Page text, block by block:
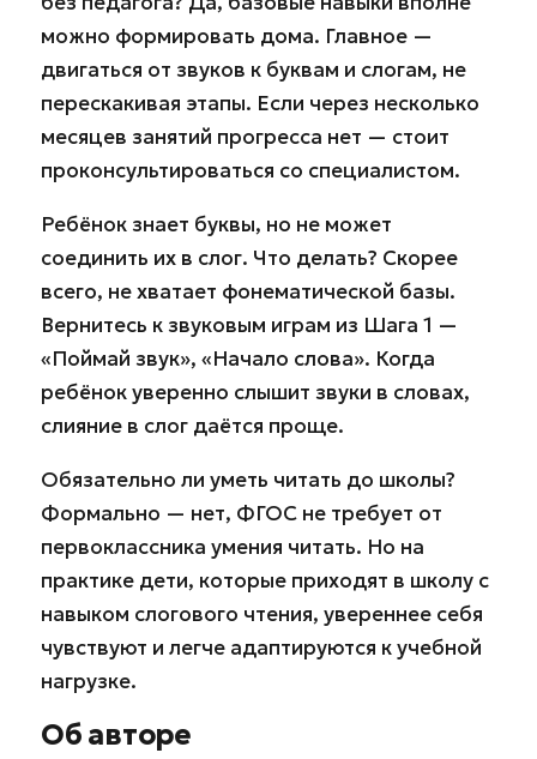
можно формировать дома. Главное —
двигаться от звуков к буквам и слогам, не
перескакивая этапы. Если через несколько
месяцев занятий прогресса нет — стоит
проконсультироваться со специалистом.
Ребёнок знает буквы, но не может
соединить их в слог. Что делать? Скорее
всего, не хватает фонематической базы.
Вернитесь к звуковым играм из Шага 1 —
«Поймай звук», «Начало слова». Когда
ребёнок уверенно слышит звуки в словах,
слияние в слог даётся проще.
Обязательно ли уметь читать до школы?
Формально — нет, ФГОС не требует от
первоклассника умения читать. Но на
практике дети, которые приходят в школу с
навыком слогового чтения, увереннее себя
чувствуют и легче адаптируются к учебной
нагрузке.
Об авторе